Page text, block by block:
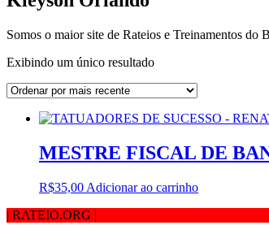
Somos o maior site de Rateios e Treinamentos do
Exibindo um único resultado
MESTRE FISCAL DE
R$35,00 Adicionar ao carrinho
| RATEIO.ORG |